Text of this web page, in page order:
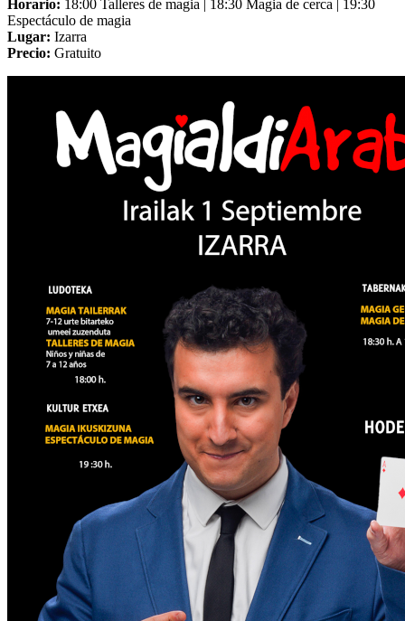
Horario: 18:00 Talleres de magia | 18:30 Magia de cerca | 19:30
Espectáculo de magia
Lugar: Izarra
Precio: Gratuito